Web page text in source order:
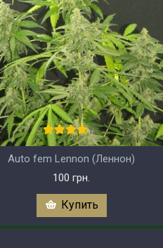
Auto fem Lennon (Леннон)
100 грн.
Купить